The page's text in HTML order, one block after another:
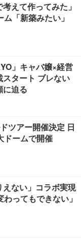
えて作ってみた」
「新築みたい」
」キャバ嬢×経営
タート ブレない
に迫る
ツアー開催決定 日
ドームで開催
ない」コラボ実現
ってもできない」